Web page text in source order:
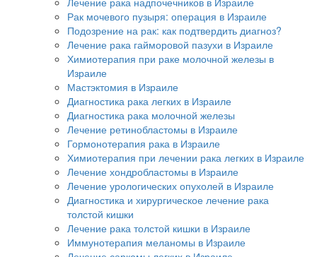
Рак мочевого пузыря: операция в Израиле
Подозрение на рак: как подтвердить диагноз?
Лечение рака гайморовой пазухи в Израиле
Химиотерапия при раке молочной железы в
Израиле
Мастэктомия в Израиле
Диагностика рака легких в Израиле
Диагностика рака молочной железы
Лечение ретинобластомы в Израиле
Гормонотерапия рака в Израиле
Химиотерапия при лечении рака легких в Израиле
Лечение хондробластомы в Израиле
Лечение урологических опухолей в Израиле
Диагностика и хирургическое лечение рака
толстой кишки
Лечение рака толстой кишки в Израиле
Иммунотерапия меланомы в Израиле